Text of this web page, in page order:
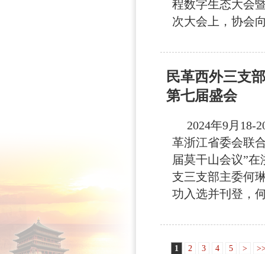
程数字生态大会
次大会上，协会
民革西外三支
第七届盛会
2024年9月18-
革浙江省委会联
届莫干山会议”
支三支部主委何
功入选并刊登，
1 2 3 4 5 >